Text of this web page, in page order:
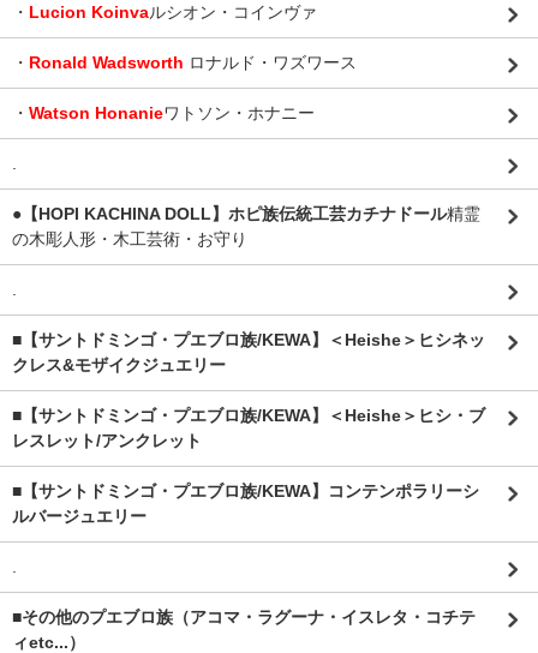
・ Lucion Koinvaルシオン・コインヴァ
・ Ronald Wadsworth ロナルド・ワズワース
・ Watson Honanieワトソン・ホナニー
●【HOPI KACHINA DOLL】ホピ族伝統工芸カチナドール精霊
の木彫人形・木工芸術・お守り
■【サントドミンゴ・プエブロ族/KEWA】＜Heishe＞ヒシネッ
クレス&モザイクジュエリー
■【サントドミンゴ・プエブロ族/KEWA】＜Heishe＞ヒシ・ブ
レスレット/アンクレット
■【サントドミンゴ・プエブロ族/KEWA】コンテンポラリーシ
ルバージュエリー
■その他のプエブロ族（アコマ・ラグーナ・イスレタ・コチテ
ィetc...）